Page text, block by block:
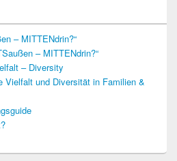
– MITTENdrin?“
– MITTENdrin?“
– Diversity
Vielfalt und Diversität in Familien &